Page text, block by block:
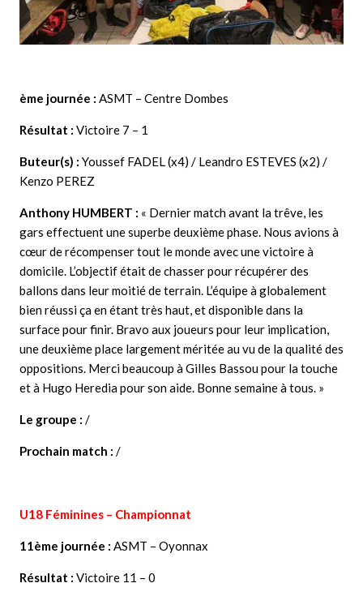
ème journée : ASMT – Centre Dombes
Résultat : Victoire 7 – 1
Buteur(s) : Youssef FADEL (x4) / Leandro ESTEVES (x2) /
Kenzo PEREZ
Anthony HUMBERT : « Dernier match avant la trêve, les
gars effectuent une superbe deuxième phase. Nous avions à
cœur de récompenser tout le monde avec une victoire à
domicile. L’objectif était de chasser pour récupérer des
ballons dans leur moitié de terrain. L’équipe à globalement
bien réussi ça en étant très haut, et disponible dans la
surface pour finir. Bravo aux joueurs pour leur implication,
une deuxième place largement méritée au vu de la qualité des
oppositions. Merci beaucoup à Gilles Bassou pour la touche
et à Hugo Heredia pour son aide. Bonne semaine à tous. »
Le groupe : /
Prochain match : /
U18 Féminines – Championnat
11ème journée : ASMT – Oyonnax
Résultat : Victoire 11 – 0